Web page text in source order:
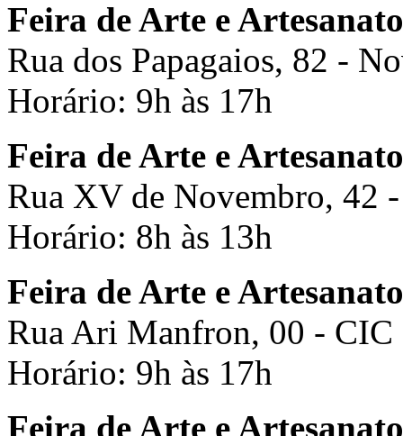
Feira de Arte e
Rua dos Papagaios, 82 -
Horário: 9h às 17h
Feira de Arte e
Rua XV de Novembro, 42
Horário: 8h às 13h
Feira de Arte e
Rua Ari Manfron, 00 - CIC
Horário: 9h às 17h
Feira de Arte e